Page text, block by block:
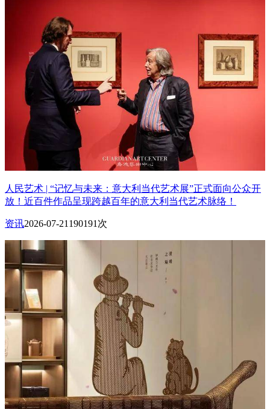
人民艺术 | “记忆与未来：意大利当代艺术展”正式面向公众开
放！近百件作品呈现跨越百年的意大利当代艺术脉络！
资讯2026-07-21 190191次